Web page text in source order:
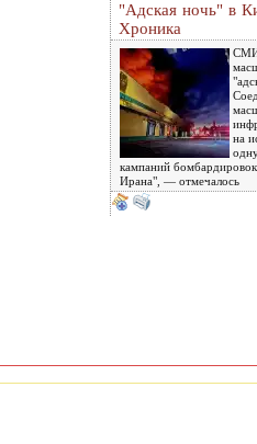
"Адская ночь" в
Хроника
СМИ
на
кампаний
Ирана", — отмечалось